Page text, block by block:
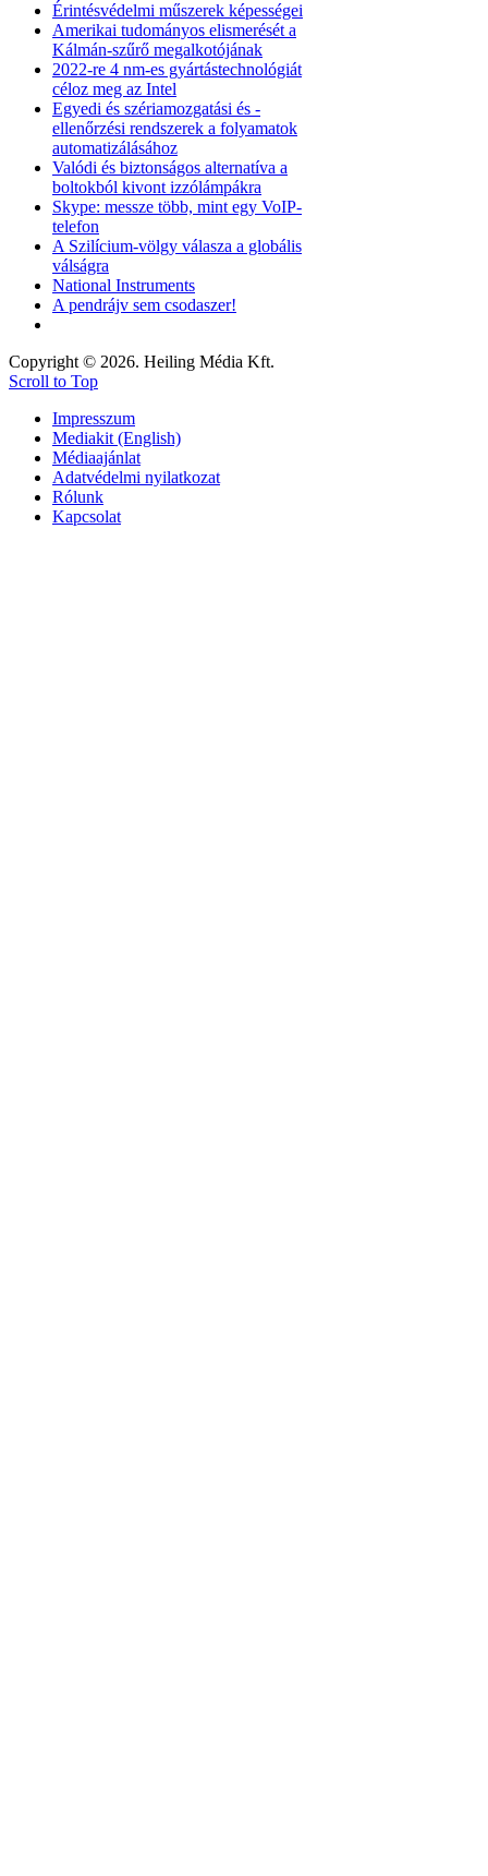
Érintésvédelmi műszerek képességei
Amerikai tudományos elismerését a
Kálmán-szűrő megalkotójának
2022-re 4 nm-es gyártástechnológiát
céloz meg az Intel
Egyedi és szériamozgatási és -
ellenőrzési rendszerek a folyamatok
automatizálásához
Valódi és biztonságos alternatíva a
boltokból kivont izzólámpákra
Skype: messze több, mint egy VoIP-
telefon
A Szilícium-völgy válasza a globális
válságra
National Instruments
A pendrájv sem csodaszer!
Copyright © 2026. Heiling Média Kft.
Scroll to Top
Impresszum
Mediakit (English)
Médiaajánlat
Adatvédelmi nyilatkozat
Rólunk
Kapcsolat